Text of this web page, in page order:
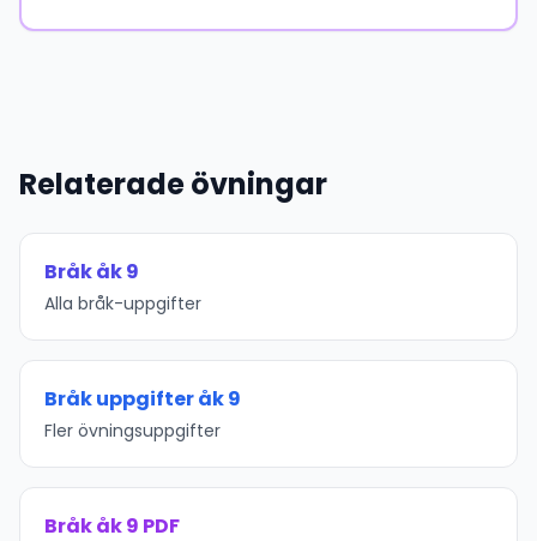
Relaterade övningar
Bråk åk 9
Alla bråk-uppgifter
Bråk uppgifter åk 9
Fler övningsuppgifter
Bråk åk 9 PDF